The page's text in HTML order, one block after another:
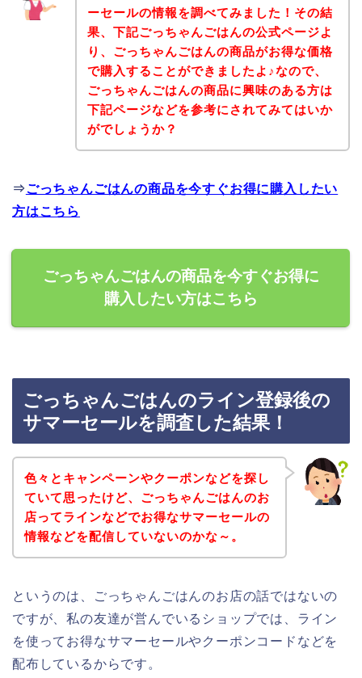
ーセールの情報を調べてみました！その結
果、下記ごっちゃんごはんの公式ページよ
り、ごっちゃんごはんの商品がお得な価格
で購入することができましたよ♪なので、
ごっちゃんごはんの商品に興味のある方は
下記ページなどを参考にされてみてはいか
がでしょうか？
⇒ごっちゃんごはんの商品を今すぐお得に購入したい
方はこちら
ごっちゃんごはんの商品を今すぐお得に
購入したい方はこちら
ごっちゃんごはんのライン登録後の
サマーセールを調査した結果！
色々とキャンペーンやクーポンなどを探し
ていて思ったけど、ごっちゃんごはんのお
店ってラインなどでお得なサマーセールの
情報などを配信していないのかな～。
というのは、ごっちゃんごはんのお店の話ではないの
ですが、私の友達が営んでいるショップでは、ライン
を使ってお得なサマーセールやクーポンコードなどを
配布しているからです。